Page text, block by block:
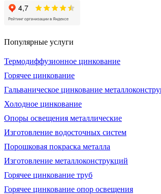
Популярные услуги
Термодиффузионное цинкование
Горячее цинкование
Гальваническое цинкование
Холодное цинкование
Опоры освещения металлические
Изготовление водосточных систем
Порошковая покраска металла
Изготовление металлоконструкций
Горячее цинкование труб
Горячее цинкование опор освещения